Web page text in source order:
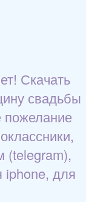
Скачать
свадьбы
пожелание
(telegram),
iphone, для